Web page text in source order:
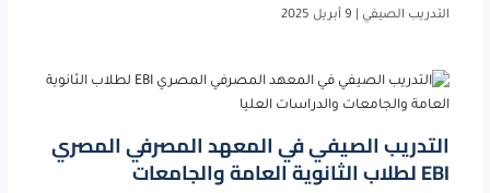
التدريب الصيفي 9 أبريل 2025
التدريب الصيفي في المعهد المصرفي المصري
EBI لطلاب الثانوية العامة والجامعات